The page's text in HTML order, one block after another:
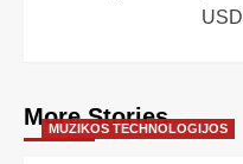
More Stories
MUZIKOS TECHNOLOGIJOS